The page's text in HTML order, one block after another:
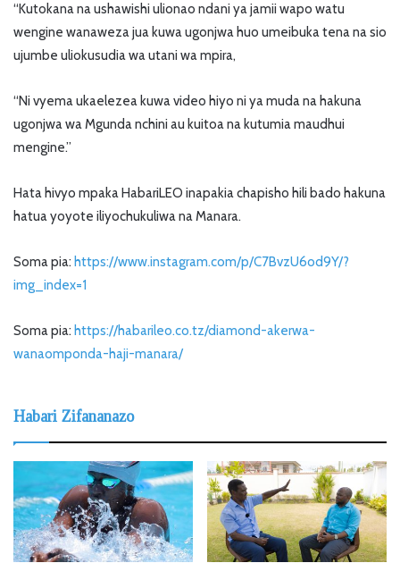
“Kutokana na ushawishi ulionao ndani ya jamii wapo watu
wengine wanaweza jua kuwa ugonjwa huo umeibuka tena na sio
ujumbe uliokusudia wa utani wa mpira,
“Ni vyema ukaelezea kuwa video hiyo ni ya muda na hakuna
ugonjwa wa Mgunda nchini au kuitoa na kutumia maudhui
mengine.”
Hata hivyo mpaka HabariLEO inapakia chapisho hili bado hakuna
hatua yoyote iliyochukuliwa na Manara.
Soma pia: https://www.instagram.com/p/C7BvzU6od9Y/?
img_index=1
Soma pia: https://habarileo.co.tz/diamond-akerwa-
wanaomponda-haji-manara/
Habari Zifananazo